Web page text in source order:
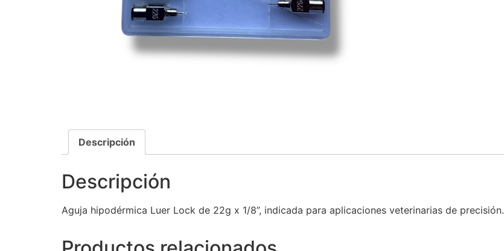
Descripción
Descripción
Aguja hipodérmica Luer Lock de 22g x 1/8”, indicada para aplicaciones veterinarias de precisión.